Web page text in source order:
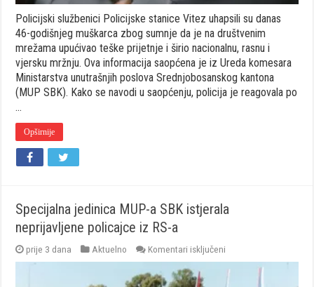
Policijski službenici Policijske stanice Vitez uhapsili su danas
46-godišnjeg muškarca zbog sumnje da je na društvenim
mrežama upućivao teške prijetnje i širio nacionalnu, rasnu i
vjersku mržnju. Ova informacija saopćena je iz Ureda komesara
Ministarstva unutrašnjih poslova Srednjobosanskog kantona
(MUP SBK). Kako se navodi u saopćenju, policija je reagovala po
…
Opširnije
Specijalna jedinica MUP-a SBK istjerala
neprijavljene policajce iz RS-a
prije 3 dana Aktuelno Komentari isključeni
Specijalna
jedinica